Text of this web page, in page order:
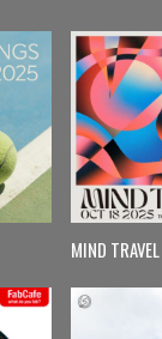
MIND TRAVEL